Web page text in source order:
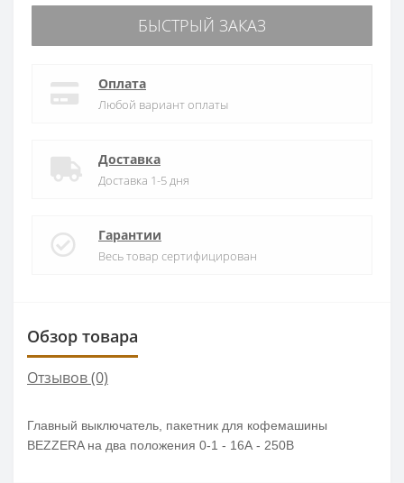
БЫСТРЫЙ ЗАКАЗ
Оплата
Любой вариант оплаты
Доставка
Доставка 1-5 дня
Гарантии
Весь товар сертифицирован
Обзор товара
Отзывов (0)
Главный выключатель, пакетник для кофемашины
BEZZERA на два положения 0-1 - 16А - 250В